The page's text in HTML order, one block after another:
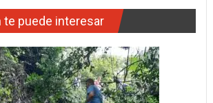
te puede interesar